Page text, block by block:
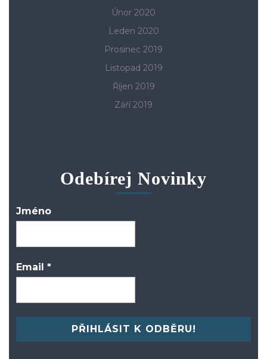
Únor 2020
Leden 2020
Prosinec 2019
Listopad 2019
Říjen 2019
Září 2019
Odebírej Novinky
Jméno
Email *